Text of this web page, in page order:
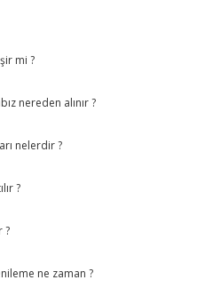
mi ?
nereden alınır ?
nelerdir ?
?
?
ne zaman ?